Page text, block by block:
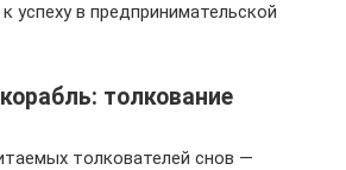
успеху в предпринимательской
толкование
толкователей снов —